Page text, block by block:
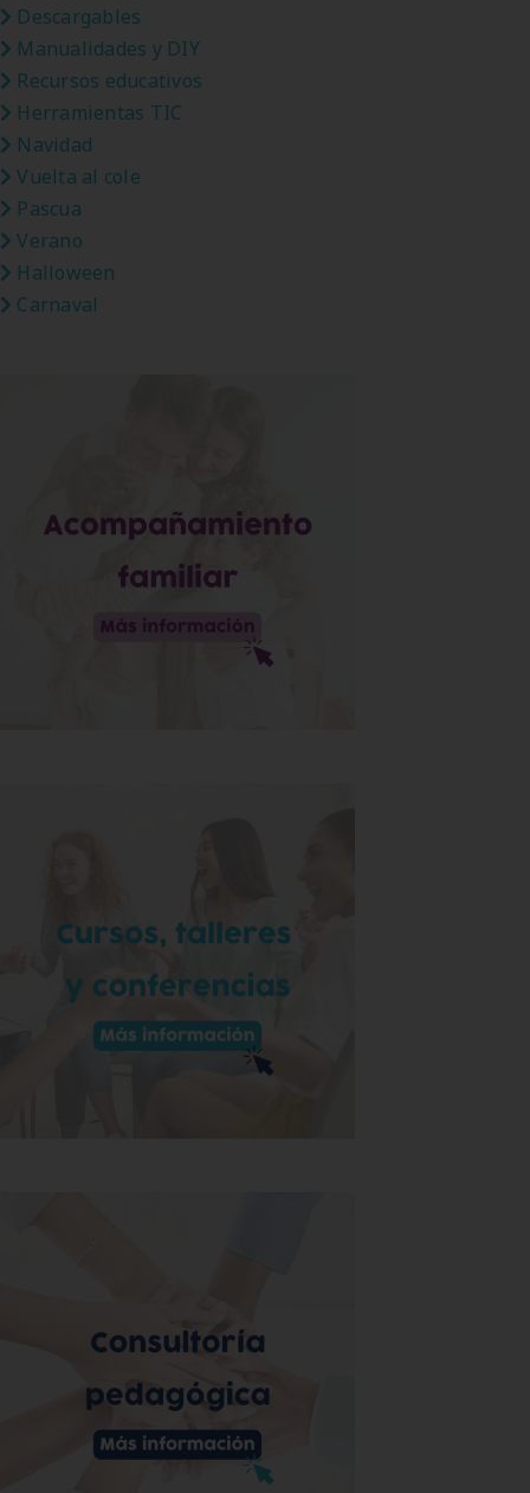
Descargables
Manualidades y DIY
Recursos educativos
Herramientas TIC
Navidad
Vuelta al cole
Pascua
Verano
Halloween
Carnaval